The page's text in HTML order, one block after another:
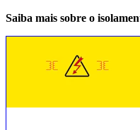
Saiba mais sobre o